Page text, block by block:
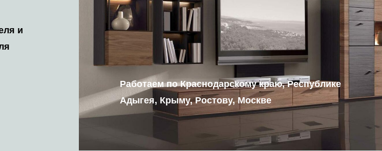
Работаем по Краснодарскому краю, Республике
Адыгея, Крыму, Ростову, Москве
и